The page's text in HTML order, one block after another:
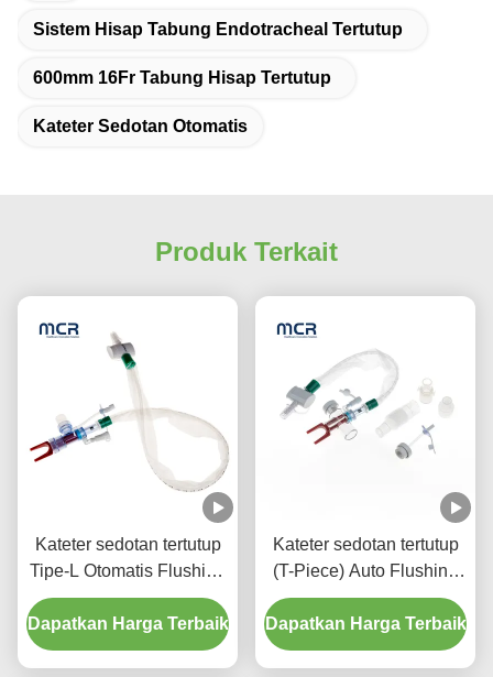
Sistem Hisap Tabung Endotracheal Tertutup
600mm 16Fr Tabung Hisap Tertutup
Kateter Sedotan Otomatis
Produk Terkait
Kateter sedotan tertutup
Tipe-L Otomatis Flushing
10fr 72h Double Swivel
Elbow Untuk Rumah
Sakit
Dapatkan Harga Terbaik
Kateter sedotan tertutup
(T-Piece) Auto Flushing
72H Untuk Dewasa
Dapatkan Harga Terbaik